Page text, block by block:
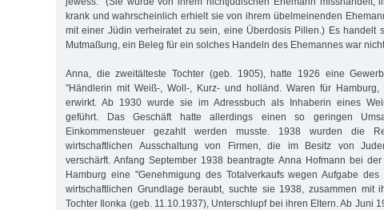
krank und wahrscheinlich erhielt sie von ihrem übelmeinenden
mit einer Jüdin verheiratet zu sein, eine Überdosis Pillen.) Es handelt
Mutmaßung, ein Beleg für ein solches Handeln des Ehemannes war
Anna, die zweitälteste Tochter (geb. 1905), hatte 1926 eine
"Händlerin mit Weiß-, Woll-, Kurz- und holländ. Waren für Hamburg,
erwirkt. Ab 1930 wurde sie im Adressbuch als Inhaberin eines
geführt. Das Geschäft hatte allerdings einen so geringen
Einkommensteuer gezahlt werden musste. 1938 wurden die
wirtschaftlichen Ausschaltung von Firmen, die im Besitz von
verschärft. Anfang September 1938 beantragte Anna Hofmann bei
Hamburg eine "Genehmigung des Totalverkaufs wegen Aufgabe des
wirtschaftlichen Grundlage beraubt, suchte sie 1938, zusammen mit
Tochter Ilonka (geb. 11.10.1937), Unterschlupf bei ihren Eltern. Ab Juni